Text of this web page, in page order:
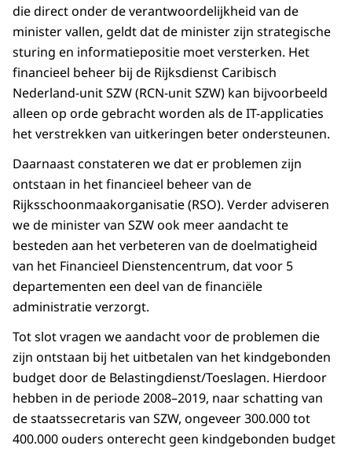
die direct onder de verantwoordelijkheid van de
minister vallen, geldt dat de minister zijn strategische
sturing en informatiepositie moet versterken. Het
financieel beheer bij de Rijksdienst Caribisch
Nederland-unit SZW (RCN-unit SZW) kan bijvoorbeeld
alleen op orde gebracht worden als de IT-applicaties
het verstrekken van uitkeringen beter ondersteunen.
Daarnaast constateren we dat er problemen zijn
ontstaan in het financieel beheer van de
Rijksschoonmaakorganisatie (RSO). Verder adviseren
we de minister van SZW ook meer aandacht te
besteden aan het verbeteren van de doelmatigheid
van het Financieel Dienstencentrum, dat voor 5
departementen een deel van de financiële
administratie verzorgt.
Tot slot vragen we aandacht voor de problemen die
zijn ontstaan bij het uitbetalen van het kindgebonden
budget door de Belastingdienst/Toeslagen. Hierdoor
hebben in de periode 2008–2019, naar schatting van
de staatssecretaris van SZW, ongeveer 300.000 tot
400.000 ouders onterecht geen kindgebonden budget